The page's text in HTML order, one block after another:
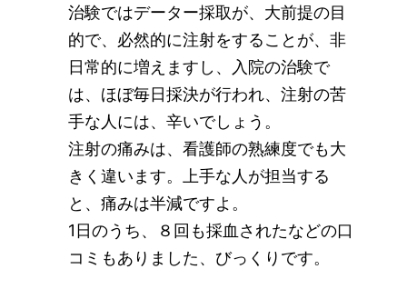
治験ではデーター採取が、大前提の目
的で、必然的に注射をすることが、非
日常的に増えますし、入院の治験で
は、ほぼ毎日採決が行われ、注射の苦
手な人には、辛いでしょう。
注射の痛みは、看護師の熟練度でも大
きく違います。上手な人が担当する
と、痛みは半減ですよ。
1日のうち、８回も採血されたなどの口
コミもありました、びっくりです。